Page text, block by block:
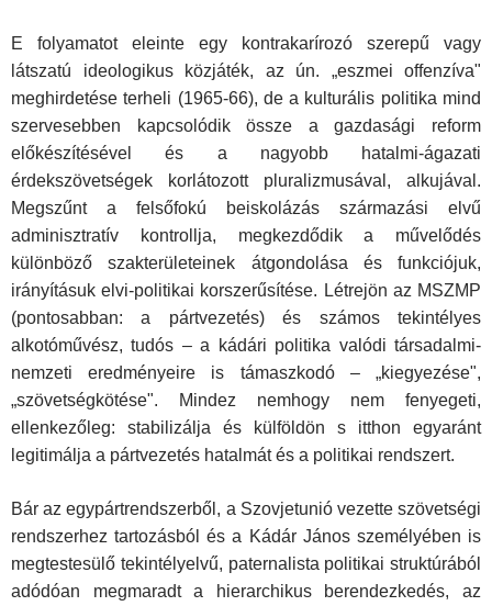
E folyamatot eleinte egy kontrakarírozó szerepű vagy
látszatú ideologikus közjáték, az ún. „eszmei offenzíva"
meghirdetése terheli (1965-66), de a kulturális politika mind
szervesebben kapcsolódik össze a gazdasági reform
előkészítésével és a nagyobb hatalmi-ágazati
érdekszövetségek korlátozott pluralizmusával, alkujával.
Megszűnt a felsőfokú beiskolázás származási elvű
adminisztratív kontrollja, megkezdődik a művelődés
különböző szakterületeinek átgondolása és funkciójuk,
irányításuk elvi-politikai korszerűsíté­se. Létrejön az MSZMP
(pontosabban: a pártvezetés) és számos te­kintélyes
alkotóművész, tudós – a kádári politika valódi társadal­mi-
nemzeti eredményeire is támaszkodó – „kiegyezése",
„szövet­ségkötése". Mindez nemhogy nem fenyegeti,
ellenkezőleg: stabili­zálja és külföldön s itthon egyaránt
legitimálja a pártvezetés hatal­mát és a politikai rendszert.
Bár az egypártrendszerből, a Szovjetunió vezette szövetségi
rendszerhez tartozásból és a Kádár János személyében is
megteste­sülő tekintélyelvű, paternalista politikai struktúrából
adódóan megmaradt a hierarchikus berendezkedés, az